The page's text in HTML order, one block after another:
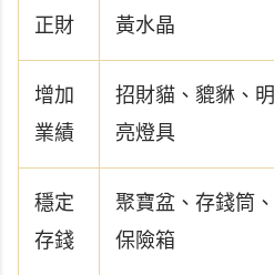
正財
黃水晶
增加
業績
招財貓、貔貅、明
亮燈具
穩定
存錢
聚寶盆、存錢筒、
保險箱